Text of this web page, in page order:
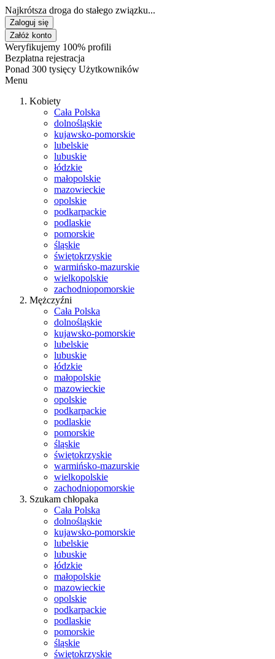
Najkrótsza droga do stałego związku...
Zaloguj się
Załóż konto
Weryfikujemy 100% profili
Bezpłatna rejestracja
Ponad 300 tysięcy Użytkowników
Menu
Kobiety
Cała Polska
dolnośląskie
kujawsko-pomorskie
lubelskie
lubuskie
łódzkie
małopolskie
mazowieckie
opolskie
podkarpackie
podlaskie
pomorskie
śląskie
świętokrzyskie
warmińsko-mazurskie
wielkopolskie
zachodniopomorskie
Mężczyźni
Cała Polska
dolnośląskie
kujawsko-pomorskie
lubelskie
lubuskie
łódzkie
małopolskie
mazowieckie
opolskie
podkarpackie
podlaskie
pomorskie
śląskie
świętokrzyskie
warmińsko-mazurskie
wielkopolskie
zachodniopomorskie
Szukam chłopaka
Cała Polska
dolnośląskie
kujawsko-pomorskie
lubelskie
lubuskie
łódzkie
małopolskie
mazowieckie
opolskie
podkarpackie
podlaskie
pomorskie
śląskie
świętokrzyskie